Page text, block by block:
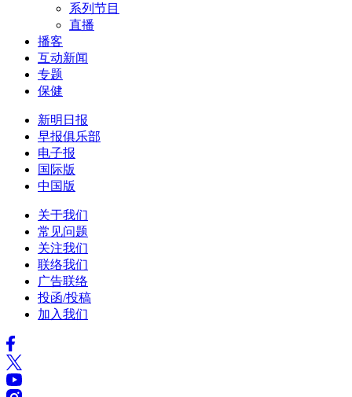
系列节目
直播
播客
互动新闻
专题
保健
新明日报
早报俱乐部
电子报
国际版
中国版
关于我们
常见问题
关注我们
联络我们
广告联络
投函/投稿
加入我们